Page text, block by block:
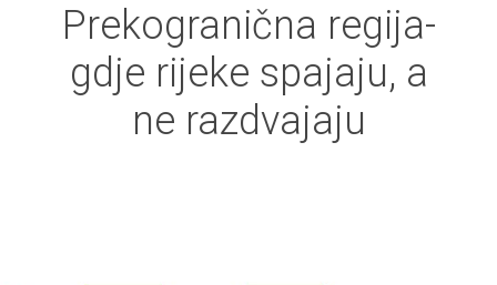
Prekogranična regija-
gdje rijeke spajaju, a
ne razdvajaju